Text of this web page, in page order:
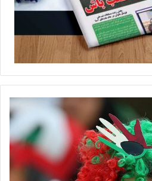
را در اینستاگرام دنبال کنید
فوتسال بانوان مرضیه جعفری